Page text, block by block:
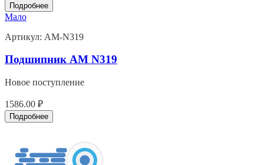
Подробнее
Мало
Артикул: AM-N319
Подшипник AM N319
Новое поступление
1586.00 ₽
Подробнее